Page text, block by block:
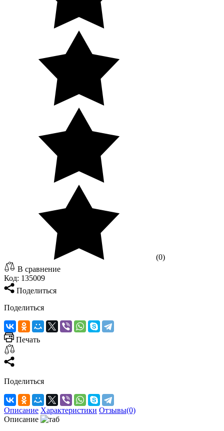
(0)
В сравнение
Код: 135009
Поделиться
Поделиться
Печать
Поделиться
Описание Характеристики Отзывы(0)
Описание